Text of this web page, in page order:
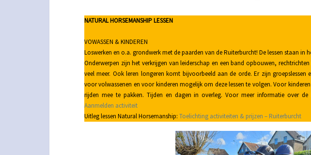
NATURAL HORSEMANSHIP LESSEN
VOWASSEN & KINDEREN
Loswerken en o.a. grondwerk met de paarden van de Ruiterburcht! De lessen staan in
Onderwerpen zijn het verkrijgen van leiderschap en een band opbouwen,
veel meer. Ook leren longeren komt bijvoorbeeld aan de orde. Er zijn groepslessen
voor volwassenen en voor kinderen mogelijk om deze lessen te volgen. Voor
rijden mee te pakken. Tijden en dagen in overleg. Voor meer informatie over de
Aanmelden activiteit
Uitleg lessen Natural Horsemanship: Toelichting activiteiten & prijzen – Ruiterburcht